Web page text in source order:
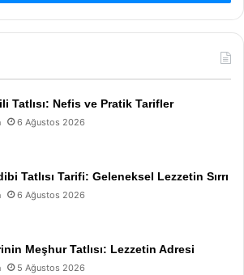
Tatlısı: Nefis ve Pratik Tarifler
6 Ağustos 2026
Tatlısı Tarifi: Geleneksel Lezzetin Sırrı
6 Ağustos 2026
Meşhur Tatlısı: Lezzetin Adresi
5 Ağustos 2026